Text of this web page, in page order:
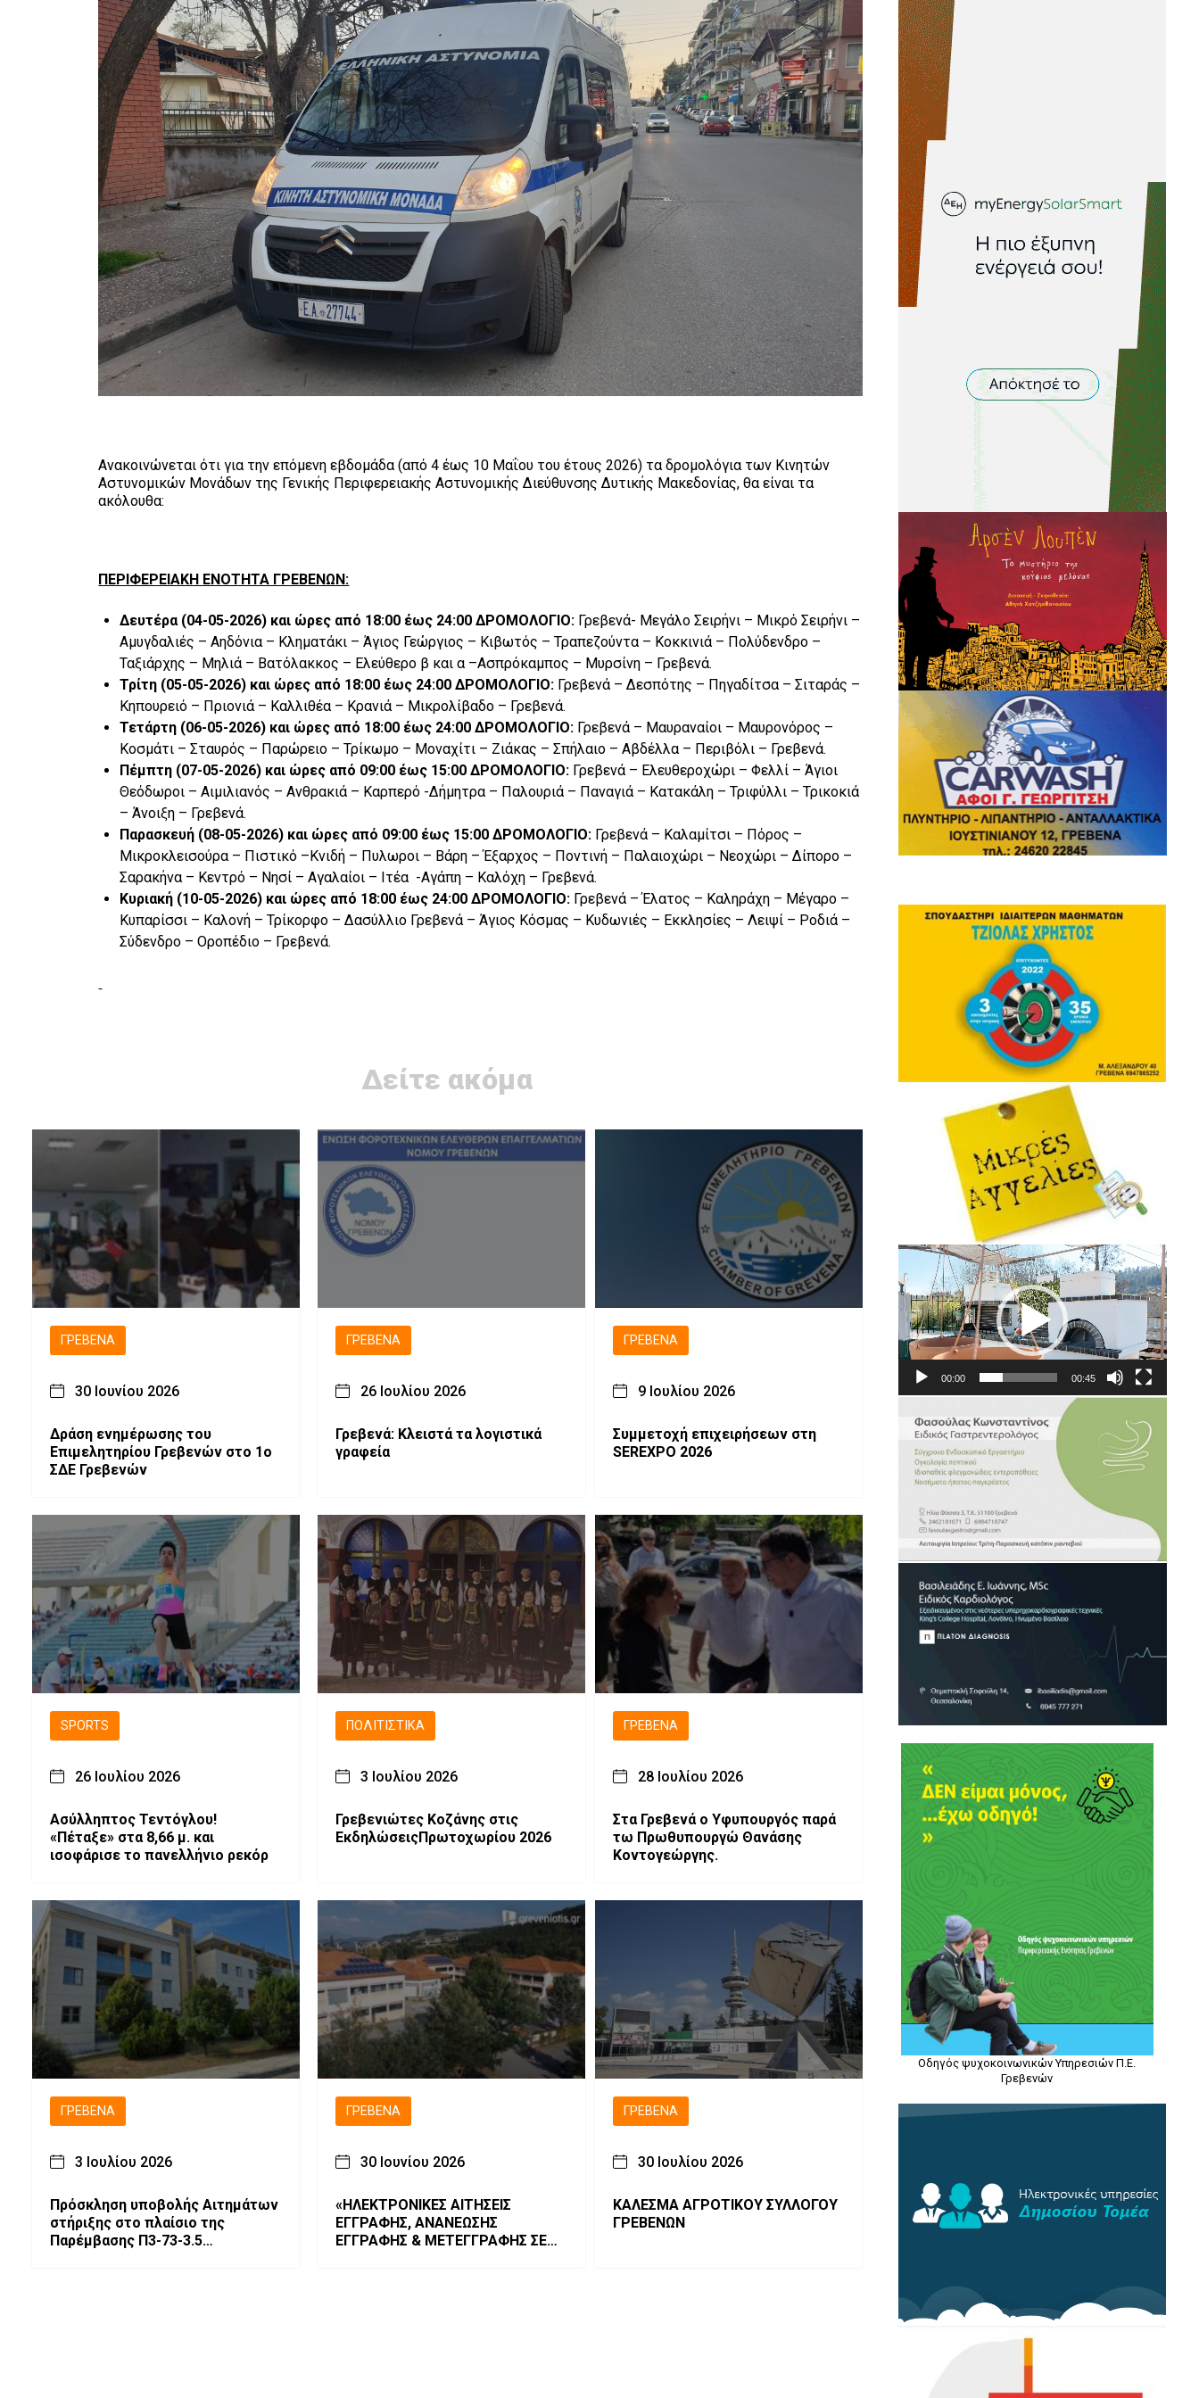
Ανακοινώνεται ότι για την επόμενη εβδομάδα (από 4 έως 10 Μαΐου του έτους 2026) τα δρομολόγια των Κινητών
Αστυνομικών Μονάδων της Γενικής Περιφερειακής Αστυνομικής Διεύθυνσης Δυτικής Μακεδονίας, θα είναι τα
ακόλουθα:
ΠΕΡΙΦΕΡΕΙΑΚΗ ΕΝΟΤΗΤΑ ΓΡΕΒΕΝΩΝ:
Δευτέρα (04-05-2026) και ώρες από 18:00 έως 24:00 ΔΡΟΜΟΛΟΓΙΟ: Γρεβενά- Μεγάλο Σειρήνι – Μικρό Σειρήνι –
Αμυγδαλιές – Αηδόνια – Κληματάκι – Άγιος Γεώργιος – Κιβωτός – Τραπεζούντα – Κοκκινιά – Πολύδενδρο –
Ταξιάρχης – Μηλιά – Βατόλακκος – Ελεύθερο β και α –Ασπρόκαμπος – Μυρσίνη – Γρεβενά.
Τρίτη (05-05-2026) και ώρες από 18:00 έως 24:00 ΔΡΟΜΟΛΟΓΙΟ: Γρεβενά – Δεσπότης – Πηγαδίτσα – Σιταράς –
Κηπουρειό – Πριονιά – Καλλιθέα – Κρανιά – Μικρολίβαδο – Γρεβενά.
Τετάρτη (06-05-2026) και ώρες από 18:00 έως 24:00 ΔΡΟΜΟΛΟΓΙΟ: Γρεβενά – Μαυραναίοι – Μαυρονόρος –
Κοσμάτι – Σταυρός – Παρώρειο – Τρίκωμο – Μοναχίτι – Ζιάκας – Σπήλαιο – Αβδέλλα – Περιβόλι – Γρεβενά.
Πέμπτη (07-05-2026) και ώρες από 09:00 έως 15:00 ΔΡΟΜΟΛΟΓΙΟ: Γρεβενά – Ελευθεροχώρι – Φελλί – Άγιοι
Θεόδωροι – Αιμιλιανός – Ανθρακιά – Καρπερό -Δήμητρα – Παλουριά – Παναγιά – Κατακάλη – Τριφύλλι – Τρικοκιά
– Άνοιξη – Γρεβενά.
Παρασκευή (08-05-2026) και ώρες από 09:00 έως 15:00 ΔΡΟΜΟΛΟΓΙΟ: Γρεβενά – Καλαμίτσι – Πόρος –
Μικροκλεισούρα – Πιστικό –Κνιδή – Πυλωροι – Βάρη – Έξαρχος – Ποντινή – Παλαιοχώρι – Νεοχώρι – Δίπορο –
Σαρακήνα – Κεντρό – Νησί – Αγαλαίοι – Ιτέα -Αγάπη – Καλόχη – Γρεβενά.
Κυριακή (10-05-2026) και ώρες από 18:00 έως 24:00 ΔΡΟΜΟΛΟΓΙΟ: Γρεβενά – Έλατος – Καληράχη – Μέγαρο –
Κυπαρίσσι – Καλονή – Τρίκορφο – Δασύλλιο Γρεβενά – Άγιος Κόσμας – Κυδωνιές – Εκκλησίες – Λειψί – Ροδιά –
Σύδενδρο – Οροπέδιο – Γρεβενά.
Δείτε ακόμα
ΓΡΕΒΕΝΆ
30 Ιουνίου 2026
Δράση ενημέρωσης του
Επιμελητηρίου Γρεβενών στο 1ο
ΣΔΕ Γρεβενών
ΓΡΕΒΕΝΆ
26 Ιουλίου 2026
Γρεβενά: Κλειστά τα λογιστικά
γραφεία
ΓΡΕΒΕΝΆ
9 Ιουλίου 2026
Συμμετοχή επιχειρήσεων στη
SEREXPO 2026
SPORTS
26 Ιουλίου 2026
Ασύλληπτος Τεντόγλου!
«Πέταξε» στα 8,66 μ. και
ισοφάρισε το πανελλήνιο ρεκόρ
ΠΟΛΙΤΙΣΤΙΚΆ
3 Ιουλίου 2026
Γρεβενιώτες Κοζάνης στις
ΕκδηλώσειςΠρωτοχωρίου 2026
ΓΡΕΒΕΝΆ
28 Ιουλίου 2026
Στα Γρεβενά ο Υφυπουργός παρά
τω Πρωθυπουργώ Θανάσης
Κοντογεώργης.
ΓΡΕΒΕΝΆ
3 Ιουλίου 2026
Πρόσκληση υποβολής Αιτημάτων
στήριξης στο πλαίσιο της
Παρέμβασης Π3-73-3.5
ΓΡΕΒΕΝΆ
30 Ιουνίου 2026
«ΗΛΕΚΤΡΟΝΙΚΕΣ ΑΙΤΗΣΕΙΣ
ΕΓΓΡΑΦΗΣ, ΑΝΑΝΕΩΣΗΣ
ΕΓΓΡΑΦΗΣ & ΜΕΤΕΓΓΡΑΦΗΣ ΣΕ
ΓΡΕΒΕΝΆ
30 Ιουλίου 2026
ΚΑΛΕΣΜΑ ΑΓΡΟΤΙΚΟΥ ΣΥΛΛΟΓΟΥ
ΓΡΕΒΕΝΩΝ
Πρόγραμμα
Αναπαραγωγής
Βίντεο
00:00 00:45
Οδηγός ψυχοκοινωνικών Υπηρεσιών Π.Ε.
Γρεβενών